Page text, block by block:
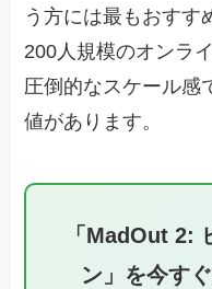
う方には最もおすす
200人規模のオンラ
圧倒的なスケール感
値があります。
「MadOut 2:
ン」を今す